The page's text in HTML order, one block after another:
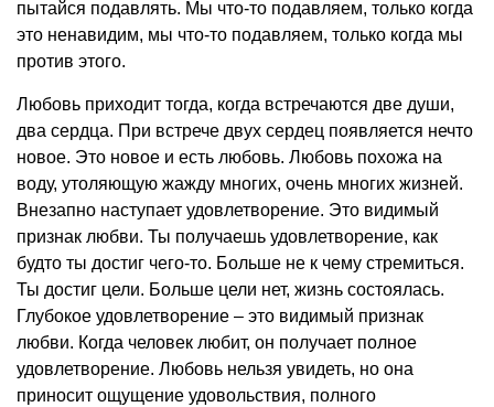
пытайся подавлять. Мы что-то подавляем, только когда
это ненавидим, мы что-то подавляем, только когда мы
против этого.
Любовь приходит тогда, когда встречаются две души,
два сердца. При встрече двух сердец появляется нечто
новое. Это новое и есть любовь. Любовь похожа на
воду, утоляющую жажду многих, очень многих жизней.
Внезапно наступает удовлетворение. Это видимый
признак любви. Ты получаешь удовлетворение, как
будто ты достиг чего-то. Больше не к чему стремиться.
Ты достиг цели. Больше цели нет, жизнь состоялась.
Глубокое удовлетворение – это видимый признак
любви. Когда человек любит, он получает полное
удовлетворение. Любовь нельзя увидеть, но она
приносит ощущение удовольствия, полного